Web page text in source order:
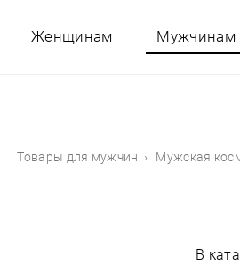
Женщинам Мужчинам
Товары для мужчин Мужская
В